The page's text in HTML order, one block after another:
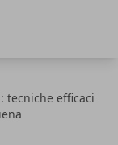
tecniche efficaci